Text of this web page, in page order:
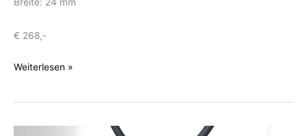
€ 268,-
Anhänger
seltenem,
Weiterlesen »